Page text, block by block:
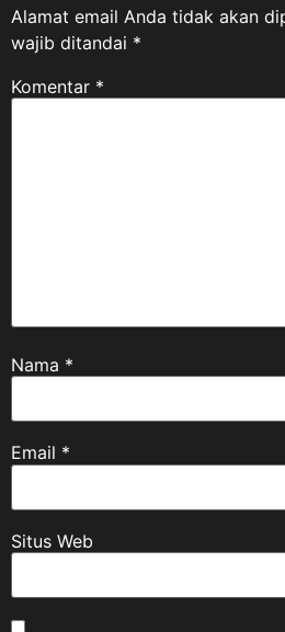
Alamat email Anda tidak akan
wajib ditandai *
Komentar *
Nama *
Email *
Situs Web